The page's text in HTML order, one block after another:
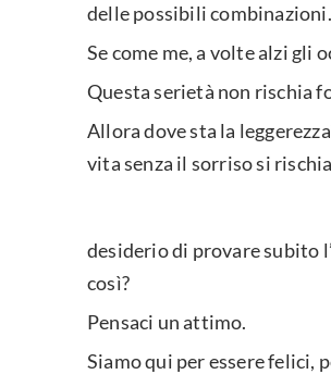
delle possibili combinazioni.
Se come me, a volte alzi gli
Questa serietà non rischia
Allora dove sta la
vita senza il sorriso si
desiderio di provare subito
così?
Pensaci un attimo.
Siamo qui per essere felici,